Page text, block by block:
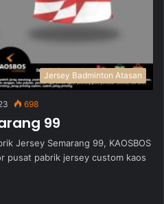
Jersey Badminton Atasan
698
99
Jersey Semarang 99, KAOSBOS
pusat pabrik jersey custom kaos